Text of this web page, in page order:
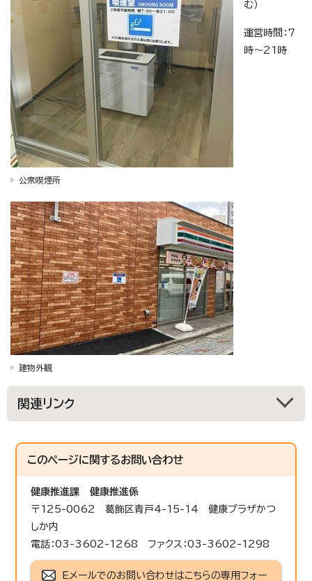
公衆喫煙所
む）
運営時間：7
時～21時
建物外観
関連リンク
このページに関するお問い合わせ
健康推進課
健康推進係
〒125-0062 葛飾区青戸4-15-14 健康プラザかつ
しか内
電話：03-3602-1268 ファクス：03-3602-1298
Eメールでのお問い合わせはこちらの専用フォー